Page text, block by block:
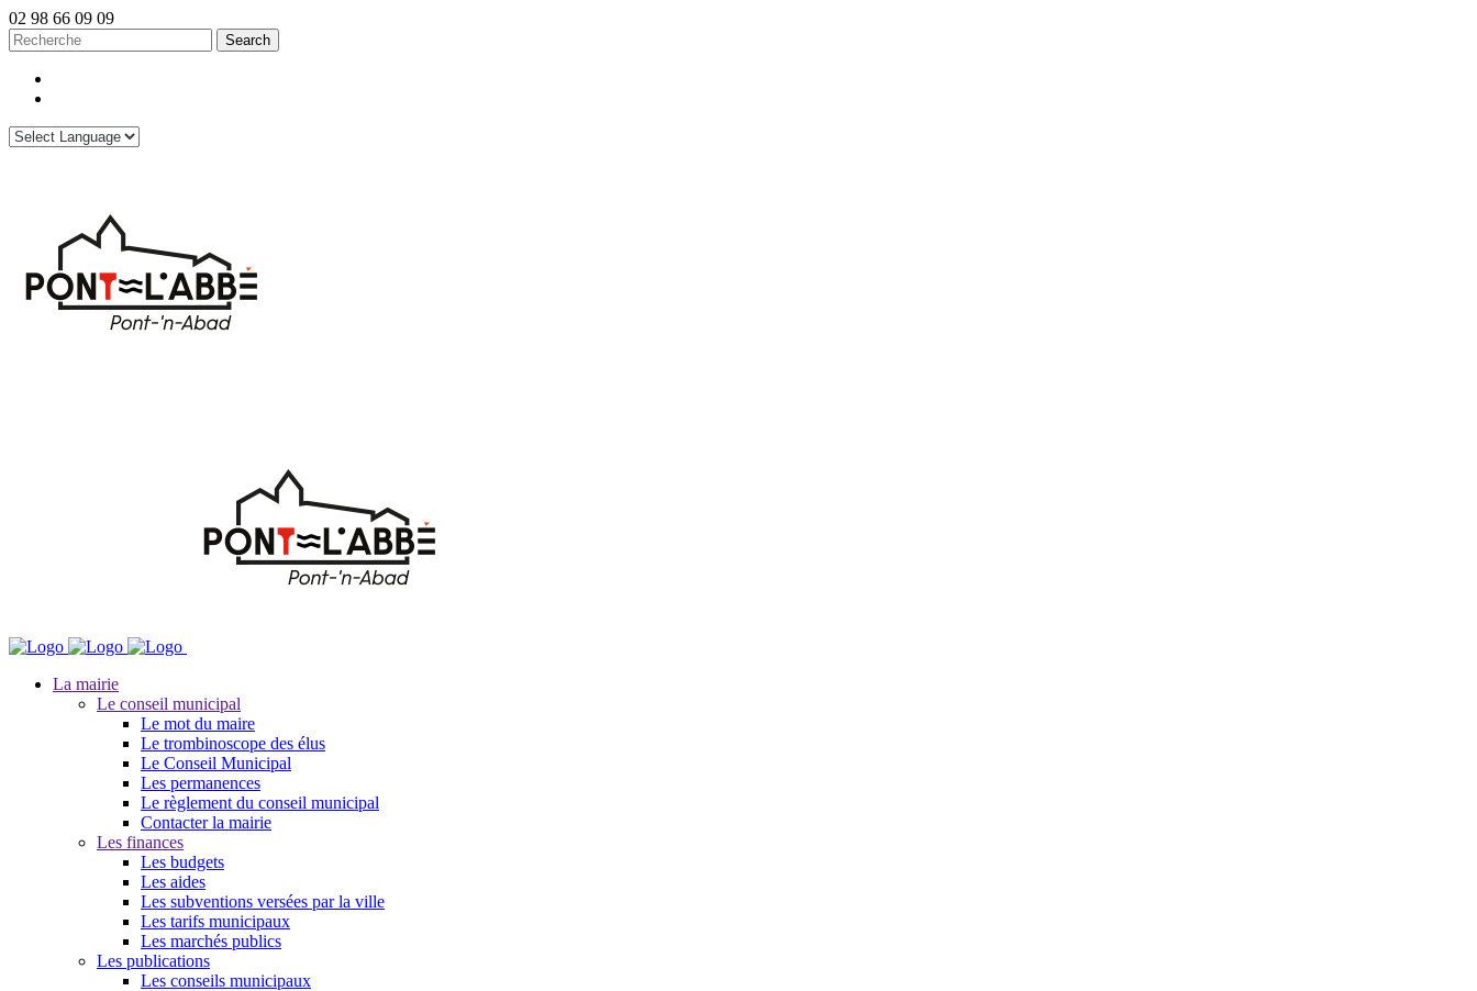
02 98 66 09 09
La mairie
Le conseil municipal
Le mot du maire
Le trombinoscope des élus
Le Conseil Municipal
Les permanences
Le règlement du conseil municipal
Contacter la mairie
Les finances
Les budgets
Les aides
Les subventions versées par la ville
Les tarifs municipaux
Les marchés publics
Les publications
Les conseils municipaux